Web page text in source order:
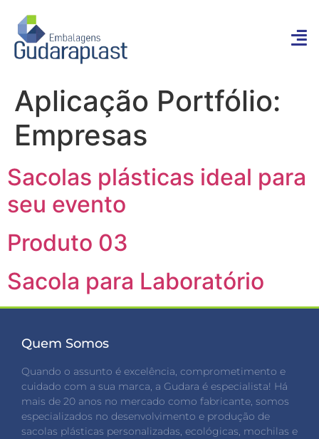
Aplicação Portfólio:
Empresas
Sacolas plásticas ideal para
seu evento
Produto 03
Sacola para Laboratório
Quem Somos
Quando o assunto é excelência, comprometimento e
cuidado com a sua marca, a Gudara é especialista! Há
mais de 20 anos no mercado como fabricante, somos
especializados no desenvolvimento e produção de
sacolas plásticas personalizadas, ecológicas, mochilas e